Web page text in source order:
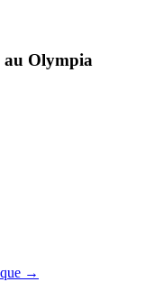
au Olympia
→